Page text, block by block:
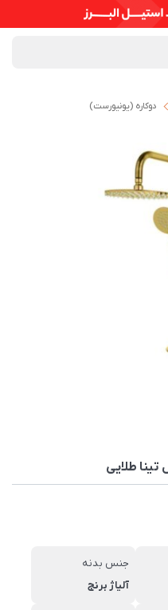
دوکاره (یونیورست)
طلایی
جنس بدنه
آلیاژ برنج